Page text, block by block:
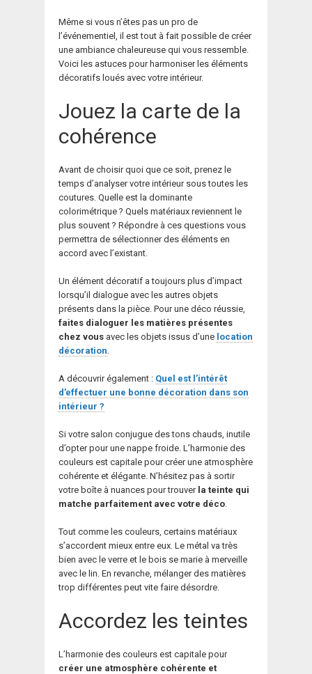
Même si vous n’êtes pas un pro de
l’événementiel, il est tout à fait possible de créer
une ambiance chaleureuse qui vous ressemble.
Voici les astuces pour harmoniser les éléments
décoratifs loués avec votre intérieur.
Jouez la carte de la
cohérence
Avant de choisir quoi que ce soit, prenez le
temps d’analyser votre intérieur sous toutes les
coutures. Quelle est la dominante
colorimétrique ? Quels matériaux reviennent le
plus souvent ? Répondre à ces questions vous
permettra de sélectionner des éléments en
accord avec l’existant.
Un élément décoratif a toujours plus d’impact
lorsqu’il dialogue avec les autres objets
présents dans la pièce. Pour une déco réussie,
faites dialoguer les matières présentes
chez vous avec les objets issus d’une location
décoration
A découvrir également : Quel est l’intérêt
d’effectuer une bonne décoration dans son
intérieur ?
Si votre salon conjugue des tons chauds, inutile
d’opter pour une nappe froide. L’harmonie des
couleurs est capitale pour créer une atmosphère
cohérente et élégante. N’hésitez pas à sortir
votre boîte à nuances pour trouver la teinte qui
matche parfaitement avec votre déco
Tout comme les couleurs, certains matériaux
s’accordent mieux entre eux. Le métal va très
bien avec le verre et le bois se marie à merveille
avec le lin. En revanche, mélanger des matières
trop différentes peut vite faire désordre.
Accordez les teintes
L’harmonie des couleurs est capitale pour
créer une atmosphère cohérente et